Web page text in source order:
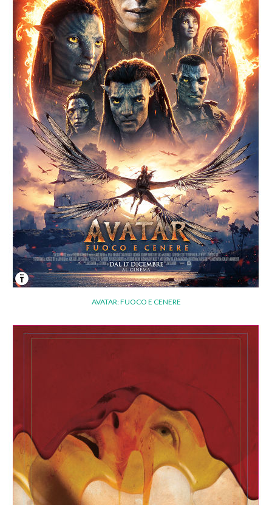
AVATAR: FUOCO E CENERE